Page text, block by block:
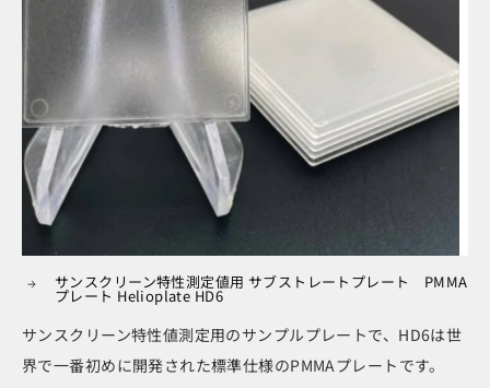
サンスクリーン特性測定値用 サブストレートプレート PMMA
プレート Helioplate HD6
サンスクリーン特性値測定用のサンプルプレートで、HD6は世
界で一番初めに開発された標準仕様のPMMAプレートです。